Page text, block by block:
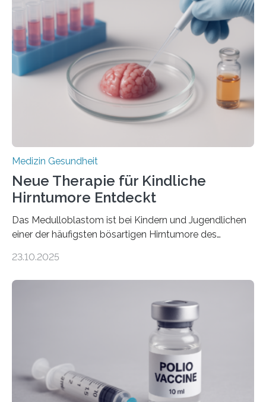
der Hypertrophen Kardiomyopathie (HCM) versagen
kann und wie sich durch eine Verringerung der
Herzbelastung und des oxidativen Stresses
Rhythmusstörungen reduzieren lassen. Würzburg. Die
hypertrophe Kardiomyopathie (HCM) ist die häufigste
erblich bedingte Herzerkrankung. Sie führt dazu, dass
sich die linke Herzkammer verdickt, der Herzmuskel zu
stark kontrahiert…
Medizin Gesundheit
Neue Therapie für Kindliche
Hirntumore Entdeckt
Das Medulloblastom ist bei Kindern und Jugendlichen
einer der häufigsten bösartigen Hirntumore des
Betroffenen können mit heutigen Methoden geheilt
Dringend benötigt werden zielgerichtete Therapien, die
nur Tumorschwachstellen angreifen und normales
Gewebe verschonen. Forschende um Daniel Merk vom
Hertie-Institut für klinische Hirnforschung am
Universitätsklinikum Tübingen haben eine solche
Schwachstelle im Erbgut einer Untergruppe des
Medulloblastoms gefunden. Die Wilhelm Sander-
23.10.2025